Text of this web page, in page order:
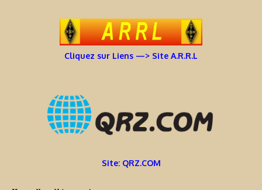
Cliquez sur Liens —> Site A.R.R.L
Site: QRZ.COM